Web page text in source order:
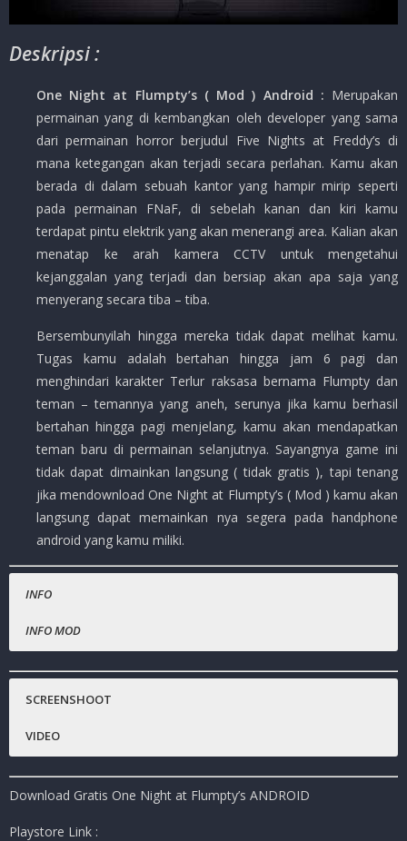
Deskripsi :
One Night at Flumpty’s ( Mod ) Android : Merupakan
permainan yang di kembangkan oleh developer yang sama
dari permainan horror berjudul Five Nights at Freddy’s di
mana ketegangan akan terjadi secara perlahan. Kamu akan
berada di dalam sebuah kantor yang hampir mirip seperti
pada permainan FNaF, di sebelah kanan dan kiri kamu
terdapat pintu elektrik yang akan menerangi area. Kalian akan
menatap ke arah kamera CCTV untuk mengetahui
kejanggalan yang terjadi dan bersiap akan apa saja yang
menyerang secara tiba – tiba.
Bersembunyilah hingga mereka tidak dapat melihat kamu.
Tugas kamu adalah bertahan hingga jam 6 pagi dan
menghindari karakter Terlur raksasa bernama Flumpty dan
teman – temannya yang aneh, serunya jika kamu berhasil
bertahan hingga pagi menjelang, kamu akan mendapatkan
teman baru di permainan selanjutnya. Sayangnya game ini
tidak dapat dimainkan langsung ( tidak gratis ), tapi tenang
jika mendownload One Night at Flumpty’s ( Mod ) kamu akan
langsung dapat memainkan nya segera pada handphone
android yang kamu miliki.
INFO
INFO MOD
Platfrom
Publisher:Clickteam USA LLC
Ukuran Game
SCREENSHOOT
VIDEO
Download Gratis One Night at Flumpty’s ANDROID
Playstore Link :